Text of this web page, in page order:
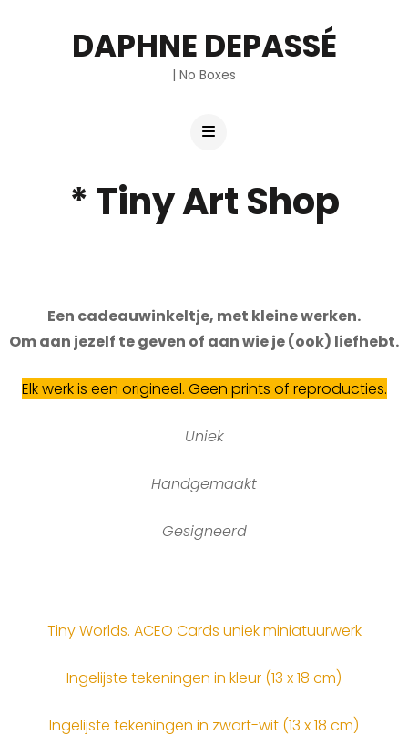
DAPHNE DEPASSÉ
| No Boxes
* Tiny Art Shop
Een cadeauwinkeltje, met kleine werken.
Om aan jezelf te geven of aan wie je (ook) liefhebt.
Elk werk is een origineel. Geen prints of reproducties.
Uniek
Handgemaakt
Gesigneerd
Tiny Worlds. ACEO Cards uniek miniatuurwerk
Ingelijste tekeningen in kleur (13 x 18 cm)
Ingelijste tekeningen in zwart-wit (13 x 18 cm)